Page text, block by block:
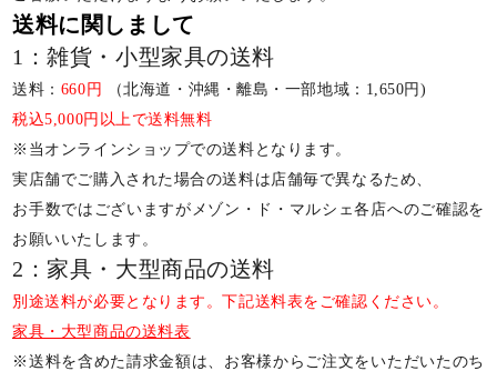
送料に関しまして
1：雑貨・小型家具の送料
送料： 660円
（北海道・沖縄・離島・一部地域：1,650円)
税込5,000円以上で送料無料
※当オンラインショップでの送料となります。
実店舗でご購入された場合の送料は店舗毎で異なるため、
お手数ではございますがメゾン・ド・マルシェ各店へのご確認を
お願いいたします。
2：家具・大型商品の送料
別途送料が必要となります。下記送料表をご確認ください。
家具・大型商品の送料表
※送料を含めた請求金額は、お客様からご注文をいただいたのち